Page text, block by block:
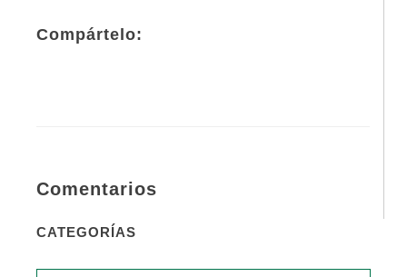
Compártelo:
Comentarios
CATEGORÍAS